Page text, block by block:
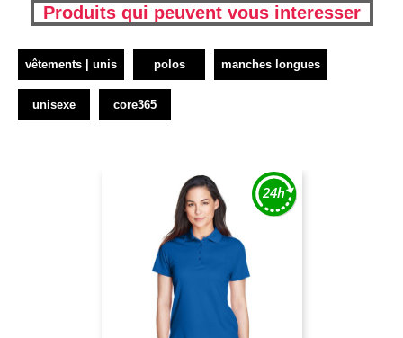
Produits qui peuvent vous interesser
vêtements | unis polos manches longues
unisexe core365